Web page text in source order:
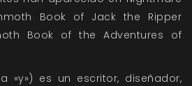
Book of Jack the Ripper
Book of the Adventures of
«y») es un escritor, diseñador,